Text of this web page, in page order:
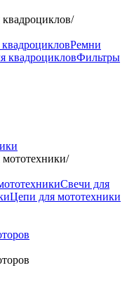
квадроциклов/
Ремни
квадроцикловФильтры
мототехники/
Свечи для
Цепи для мототехники